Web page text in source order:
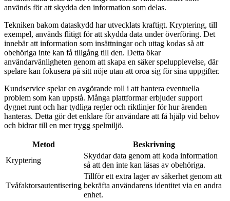
används för att skydda den information som delas.
Tekniken bakom dataskydd har utvecklats kraftigt. Kryptering, till
exempel, används flitigt för att skydda data under överföring. Det
innebär att information som insättningar och uttag kodas så att
obehöriga inte kan få tillgång till den. Detta ökar
användarvänligheten genom att skapa en säker spelupplevelse, där
spelare kan fokusera på sitt nöje utan att oroa sig för sina uppgifter.
Kundservice spelar en avgörande roll i att hantera eventuella
problem som kan uppstå. Många plattformar erbjuder support
dygnet runt och har tydliga regler och riktlinjer för hur ärenden
hanteras. Detta gör det enklare för användare att få hjälp vid behov
och bidrar till en mer trygg spelmiljö.
Metod
Beskrivning
Kryptering
Skyddar data genom att koda information
så att den inte kan läsas av obehöriga.
Tvåfaktorsautentisering
Tillför ett extra lager av säkerhet genom att
bekräfta användarens identitet via en andra
enhet.